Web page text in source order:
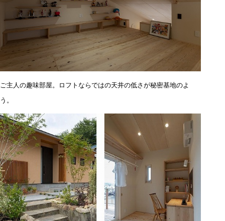
ご主人の趣味部屋。ロフトならではの天井の低さが秘密基地のよ
う。